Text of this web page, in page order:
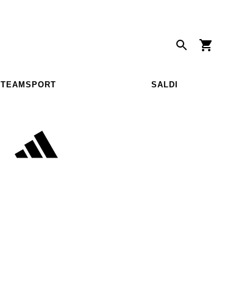
TEAMSPORT SALDI